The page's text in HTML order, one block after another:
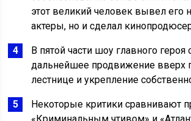
этот великий человек вывел его
актеры, но и сделал
В пятой части шоу главного героя
дальнейшее продвижение вверх
лестнице и укрепление
Некоторые критики сравнивают